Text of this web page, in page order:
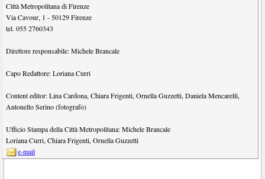
Città Metropolitana di Firenze
Via Cavour, 1 - 50129 Firenze
tel.055 2760343
Direttore responsabile:Michele Brancale
Capo Redattore:Loriana Curri
Content editor:Lina Cardona,Chiara Frigenti,Ornella Guzzetti,Daniela Mencarelli,
Antonello Serino (fotografo)
Ufficio Stampa della Città Metropolitana:Michele Brancale
Loriana Curri,Chiara Frigenti,Ornella Guzzetti
e-mail